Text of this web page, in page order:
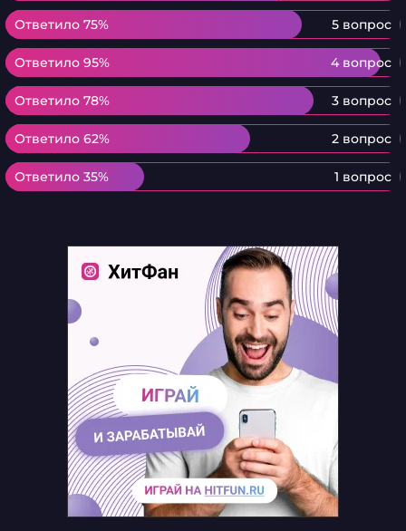
Ответило 75% 5 вопрос
Ответило 75%
Ответило 95% 4 вопрос
Ответило 95%
Ответило 78% 3 вопрос
Ответило 78%
Ответило 62% 2 вопрос
Ответило 62%
Ответило 35% 1 вопрос
Ответило 35%